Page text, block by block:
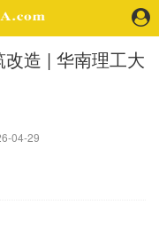
造 | 华南理工大
04-29